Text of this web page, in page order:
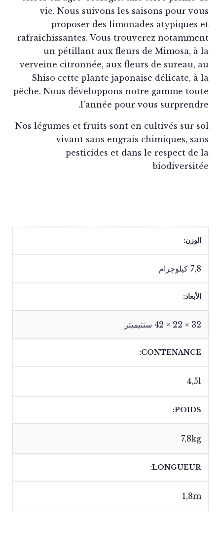
vie. Nous suivons les saisons pour
proposer des limonades atypiques
rafraichissantes. Vous trouverez
un pétillant aux fleurs de Mimosa, à
verveine citronnée, aux fleurs de sureau,
Shiso cette plante japonaise délicate, à
pêche. Nous développons notre gamme
l’année pour vous
Nos légumes et fruits sont en cultivés sur
vivant sans engrais chimiques,
pesticides et dans le respect de
CONTENANCE
POIDS
7,8kg
LONGUEUR
1,8m